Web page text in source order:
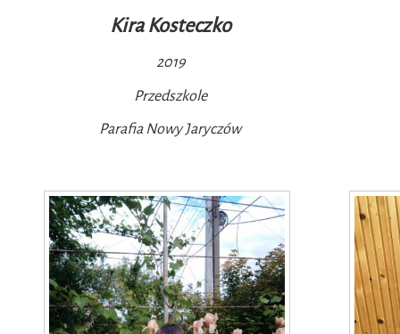
Kira Kosteczko
2019
Przedszkole
Parafia Nowy Jaryczów